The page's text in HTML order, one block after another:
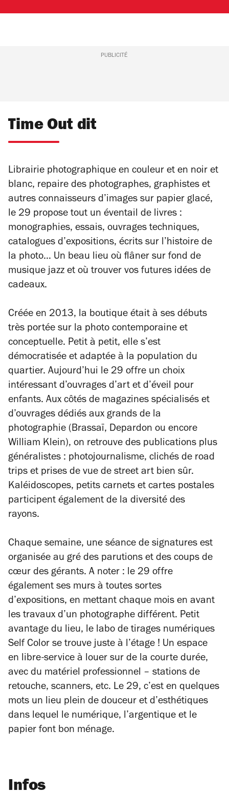
PUBLICITÉ
Time Out dit
Librairie photographique en couleur et en noir et
blanc, repaire des photographes, graphistes et
autres connaisseurs d’images sur papier glacé,
le 29 propose tout un éventail de livres :
monographies, essais, ouvrages techniques,
catalogues d’expositions, écrits sur l’histoire de
la photo… Un beau lieu où flâner sur fond de
musique jazz et où trouver vos futures idées de
cadeaux.
Créée en 2013, la boutique était à ses débuts
très portée sur la photo contemporaine et
conceptuelle. Petit à petit, elle s’est
démocratisée et adaptée à la population du
quartier. Aujourd’hui le 29 offre un choix
intéressant d’ouvrages d’art et d’éveil pour
enfants. Aux côtés de magazines spécialisés et
d’ouvrages dédiés aux grands de la
photographie (Brassaï, Depardon ou encore
William Klein), on retrouve des publications plus
généralistes : photojournalisme, clichés de road
trips et prises de vue de street art bien sûr.
Kaléidoscopes, petits carnets et cartes postales
participent également de la diversité des
rayons.
Chaque semaine, une séance de signatures est
organisée au gré des parutions et des coups de
cœur des gérants. A noter : le 29 offre
également ses murs à toutes sortes
d’expositions, en mettant chaque mois en avant
les travaux d’un photographe différent. Petit
avantage du lieu, le labo de tirages numériques
Self Color se trouve juste à l’étage ! Un espace
en libre-service à louer sur de la courte durée,
avec du matériel professionnel – stations de
retouche, scanners, etc. Le 29, c’est en quelques
mots un lieu plein de douceur et d’esthétiques
dans lequel le numérique, l’argentique et le
papier font bon ménage.
Infos